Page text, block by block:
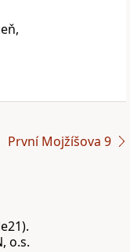
První Mojžíšova 9
o.s.